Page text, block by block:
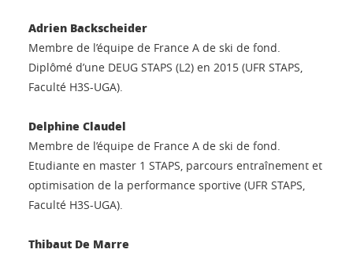
Adrien Backscheider
Membre de l’équipe de France A de ski de fond.
Diplômé d’une DEUG STAPS (L2) en 2015 (UFR STAPS,
Faculté H3S-UGA).
Delphine Claudel
Membre de l’équipe de France A de ski de fond.
Etudiante en master 1 STAPS, parcours entraînement et
optimisation de la performance sportive (UFR STAPS,
Faculté H3S-UGA).
Thibaut De Marre